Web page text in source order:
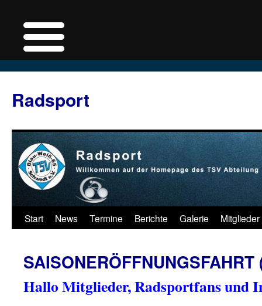
springen
Radsport
Start News Termine Berichte Galerie Mitglieder
Hallo Mitglieder, Radsportfans und